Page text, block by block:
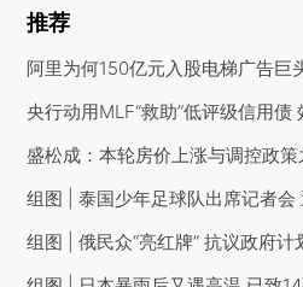
推荐
阿里为何150亿元入股电梯广告巨
央行动用MLF“救助”低评级信用债
盛松成：本轮房价上涨与调控政策
组图 | 泰国少年足球队出席记者
组图 | 俄民众“亮红牌” 抗议政府